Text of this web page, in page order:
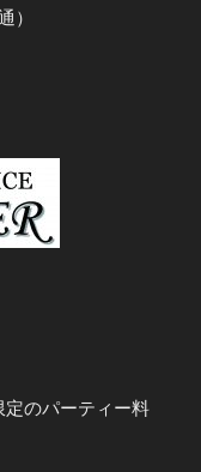
）
定のパーティー料